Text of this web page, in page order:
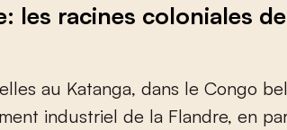
les racines coloniales
lles au Katanga, dans le Congo bel
ment industriel de la Flandre, en pa